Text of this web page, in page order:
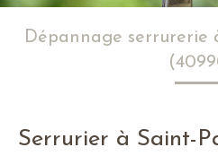
Dépannage serrurerie
Serrurier à Saint-